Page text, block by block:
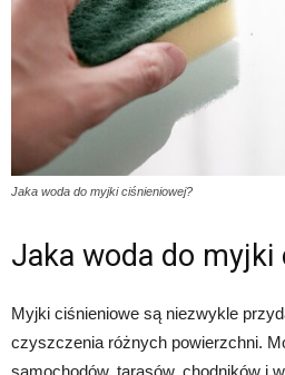
Jaka woda do myjki ciśnieniowej?
Jaka woda do myjki
Myjki ciśnieniowe są niezwykle
czyszczenia różnych powierzchni.